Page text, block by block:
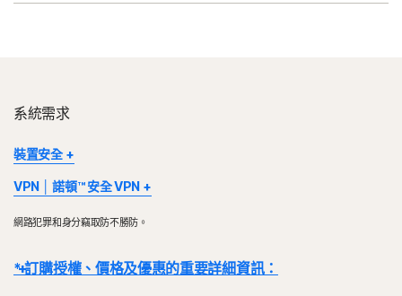
系統需求
裝置安全
部分裝置及平台無法使用所有功能。
Norton SafeCam。
片的裝置。
使用 Snapdragon/ARM 的版本不包含家長防護網。
VPN │ 諾頓™ 安全 VPN
Norton VPN 適用於 Windows™ 個人電腦、Mac
網路犯罪和身分竊取防不勝防。
* 訂購授權、價格及優惠的重要詳細資訊：